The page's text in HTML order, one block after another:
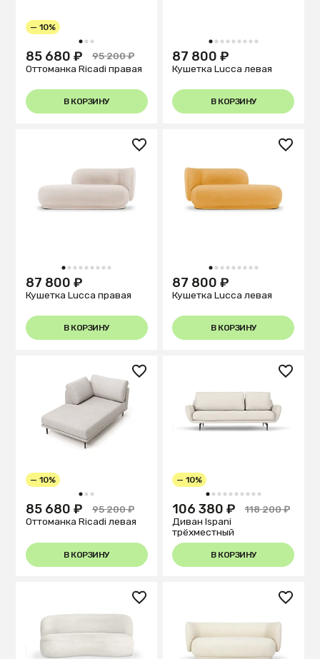
1 2 3
— 10%
85 680 ₽
95 200 ₽
Оттоманка Ricadi правая
В КОРЗИНУ
1 2 3 4 5 6 7 8 9
87 800 ₽
Кушетка Lucca левая
В КОРЗИНУ
1 2 3 4 5 6 7 8 9
87 800 ₽
Кушетка Lucca правая
В КОРЗИНУ
1 2 3 4 5 6 7 8 9
87 800 ₽
Кушетка Lucca левая
В КОРЗИНУ
1 2 3
— 10%
85 680 ₽
95 200 ₽
Оттоманка Ricadi левая
В КОРЗИНУ
1 2 3 4 5 6 7 8 9 10
— 10%
106 380 ₽
118 200 ₽
Диван Ispani
трёхместный
В КОРЗИНУ